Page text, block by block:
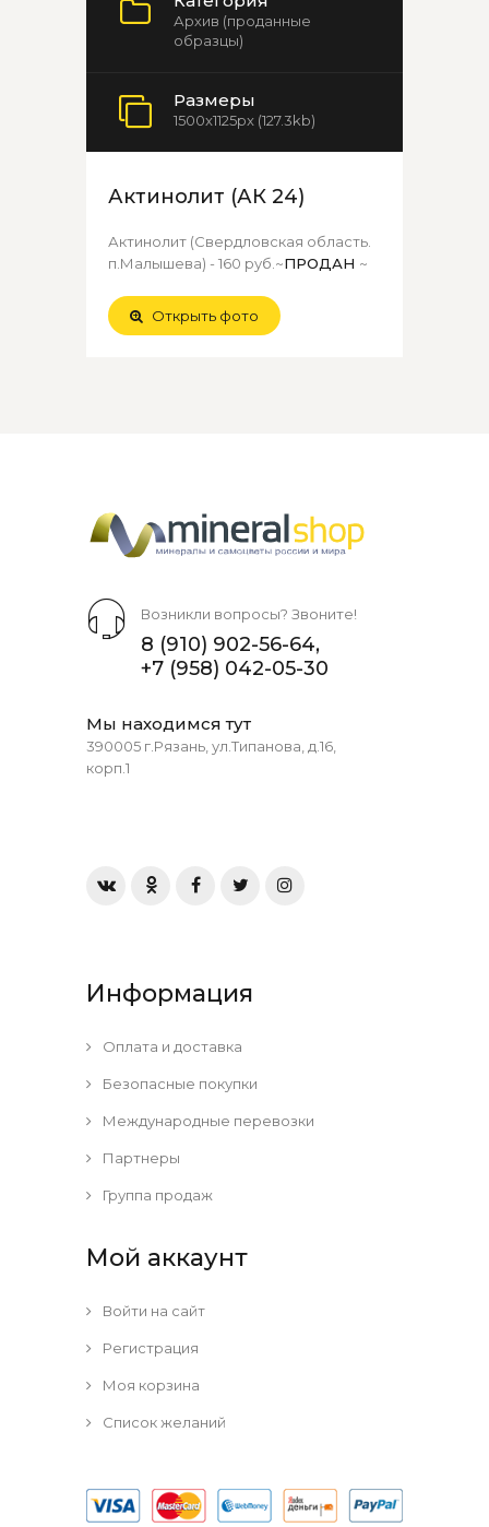
Архив (проданные
образцы)
Размеры
1500x1125px (127.3kb)
Актинолит (АК 24)
Актинолит (Свердловская область.
п.Малышева) - 160 руб.~ПРОДАН ~
Открыть фото
Возникли вопросы? Звоните!
8 (910) 902-56-64,
+7 (958) 042-05-30
Мы находимся тут
390005 г.Рязань, ул.Типанова, д.16,
корп.1
Информация
Оплата и доставка
Безопасные покупки
Международные перевозки
Партнеры
Группа продаж
Мой аккаунт
Войти на сайт
Регистрация
Моя корзина
Список желаний